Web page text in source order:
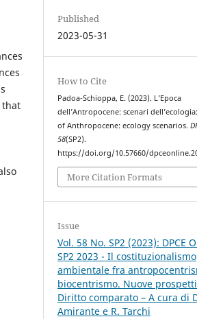
that
Published
2023-05-31
How to Cite
Padoa-Schioppa, E. (2023). L’Epoca
dell’Antropocene: scenari
of Anthropocene: ecology scenarios.
58(SP2).
https://doi.org/10.57660/
More Citation Formats
Issue
Vol. 58 No. SP2 (2023): DPCE
SP2 2023 - Il costituzionalismo
ambientale fra
biocentrismo. Nuove
Diritto comparato – A cura di
Amirante e R. Tarchi